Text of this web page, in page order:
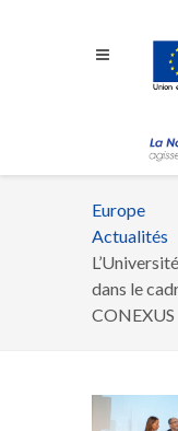
Fil
Europe
Actualités
dans le
CONEXUS